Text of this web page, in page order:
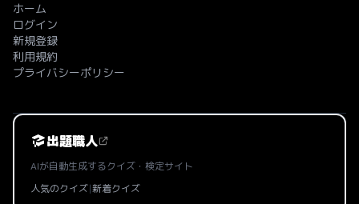
ホーム
ログイン
新規登録
利用規約
プライバシーポリシー
出題職人
AIが自動生成するクイズ・検定サイト
人気のクイズ|新着クイズ